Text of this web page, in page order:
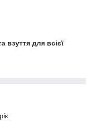
взуття для всієї